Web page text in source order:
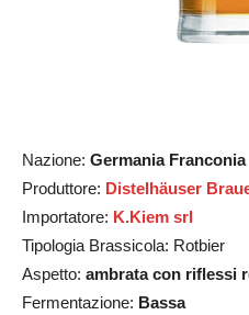
Nazione: Germania Franconia
Produttore: Distelhäuser
Importatore: K.Kiem srl
Tipologia Brassicola: Rotbier
Aspetto: ambrata con riflessi
Fermentazione: Bassa